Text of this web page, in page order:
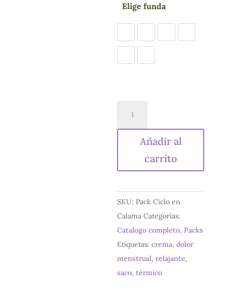
Elige funda
Añadir al
carrito
SKU: Pack Ciclo en
Calama Categorías:
Catalogo completo,Packs
Etiquetas:crema,dolor
menstrual,relajante,
saco,térmico